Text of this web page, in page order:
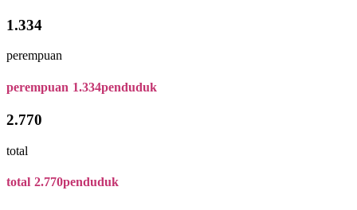
1.334
perempuan
perempuan 1.334penduduk
2.770
total
total 2.770penduduk